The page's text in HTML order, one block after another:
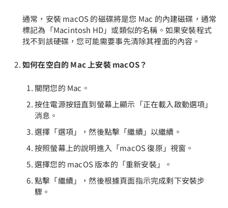
通常，安裝 macOS 的磁碟將是您 Mac 的內建磁碟，通常
標記為「Macintosh HD」或類似的名稱。如果安裝程式
找不到該硬碟，您可能需要事先清除其裡面的內容。
如何在空白的 Mac 上安裝 macOS？
關閉您的 Mac。
按住電源按鈕直到螢幕上顯示「正在載入啟動選項」
消息。
選擇「選項」，然後點擊「繼續」以繼續。
按照螢幕上的說明進入「macOS 復原」視窗。
選擇您的 macOS 版本的「重新安裝」。
點擊「繼續」，然後根據頁面指示完成剩下安裝步
驟。